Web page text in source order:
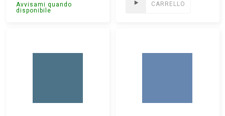
Avvisami quando
disponibile
CARRELLO